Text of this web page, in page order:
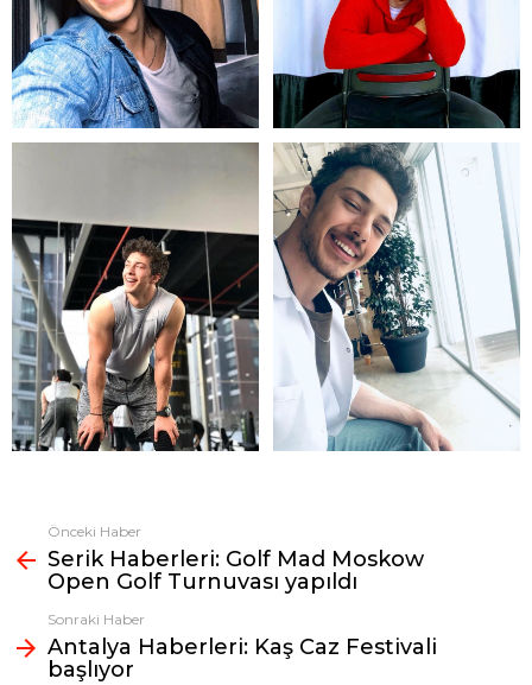
Fazlasına
bak
Önceki Haber
Serik Haberleri: Golf Mad Moskow
Open Golf Turnuvası yapıldı
Sonraki Haber
Antalya Haberleri: Kaş Caz Festivali
başlıyor